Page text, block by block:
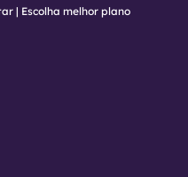
| Escolha melhor plano